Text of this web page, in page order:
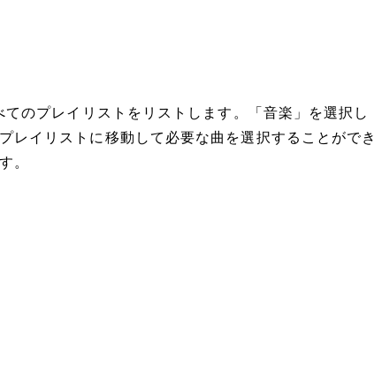
のプレイリストをリストします。「音楽」を選択し
レイリストに移動して必要な曲を選択することができ
。